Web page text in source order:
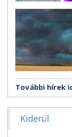
További hírek
Kiderül